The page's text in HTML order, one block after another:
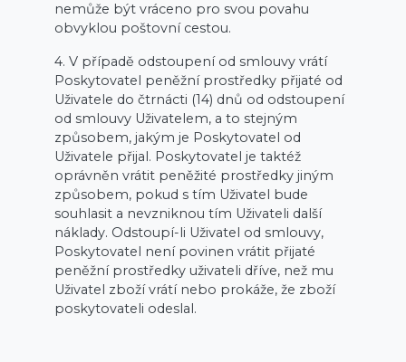
nemůže být vráceno pro svou povahu
obvyklou poštovní cestou.
4. V případě odstoupení od smlouvy vrátí
Poskytovatel peněžní prostředky přijaté od
Uživatele do čtrnácti (14) dnů od odstoupení
od smlouvy Uživatelem, a to stejným
způsobem, jakým je Poskytovatel od
Uživatele přijal. Poskytovatel je taktéž
oprávněn vrátit peněžité prostředky jiným
způsobem, pokud s tím Uživatel bude
souhlasit a nevzniknou tím Uživateli další
náklady. Odstoupí-li Uživatel od smlouvy,
Poskytovatel není povinen vrátit přijaté
peněžní prostředky uživateli dříve, než mu
Uživatel zboží vrátí nebo prokáže, že zboží
poskytovateli odeslal.